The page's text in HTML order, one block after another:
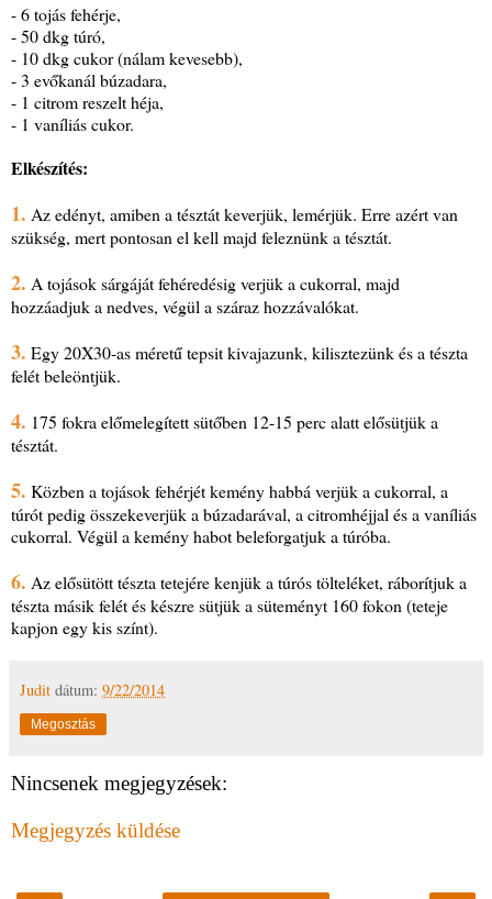
- 6 tojás fehérje,
- 50 dkg túró,
- 10 dkg cukor (nálam kevesebb),
- 3 evőkanál búzadara,
- 1 citrom reszelt héja,
- 1 vaníliás cukor.
Elkészítés:
1. Az edényt, amiben a tésztát keverjük, lemérjük. Erre azért van
szükség, mert pontosan el kell majd feleznünk a tésztát.
2. A tojások sárgáját fehéredésig verjük a cukorral, majd
hozzáadjuk a nedves, végül a száraz hozzávalókat.
3. Egy 20X30-as méretű tepsit kivajazunk, kilisztezünk és a tészta
felét beleöntjük.
4. 175 fokra előmelegített sütőben 12-15 perc alatt elősütjük a
tésztát.
5. Közben a tojások fehérjét kemény habbá verjük a cukorral, a
túrót pedig összekeverjük a búzadarával, a citromhéjjal és a vaníliás
cukorral. Végül a kemény habot beleforgatjuk a túróba.
6. Az elősütött tészta tetejére kenjük a túrós tölteléket, ráborítjuk a
tészta másik felét és készre sütjük a süteményt 160 fokon (teteje
kapjon egy kis színt).
Judit dátum: 9/22/2014
Megosztás
Nincsenek megjegyzések:
Megjegyzés küldése